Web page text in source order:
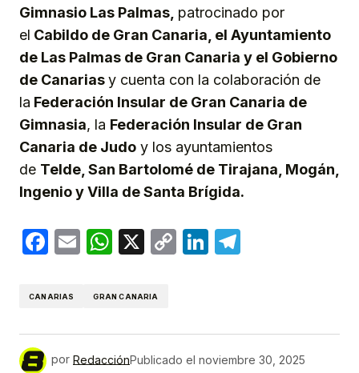
Gimnasio Las Palmas, patrocinado por
el Cabildo de Gran Canaria, el Ayuntamiento
de Las Palmas de Gran Canaria y el Gobierno
de Canariasy cuenta con la colaboración de
la Federación Insular de Gran Canaria de
Gimnasia, la Federación Insular de Gran
Canaria de Judo y los ayuntamientos
de Telde, San Bartolomé de Tirajana, Mogán,
Ingenio y Villa de Santa Brígida.
Facebook
EmailWhatsApp
X
CopyLinkedIn
CANARIAS GRAN CANARIA
por RedacciónPublicado el noviembre 30, 2025